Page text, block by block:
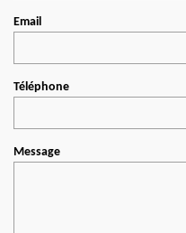
Email
Téléphone
Message